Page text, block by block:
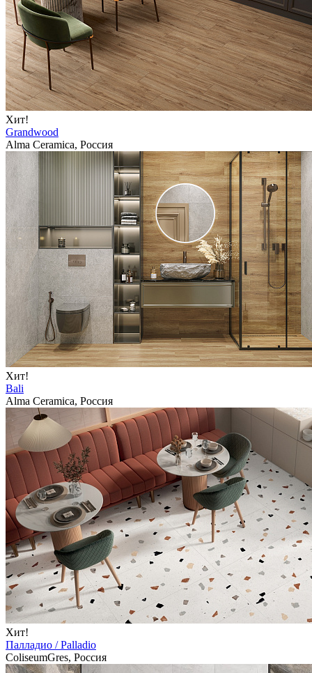
Хит!
Grandwood
Alma Ceramica, Россия
Хит!
Bali
Alma Ceramica, Россия
Хит!
Палладио / Palladio
ColiseumGres, Россия